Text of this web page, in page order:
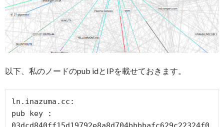
以下、私のノードのpub idとIPを載せておきます。
ln.inazuma.cc:
pub key :